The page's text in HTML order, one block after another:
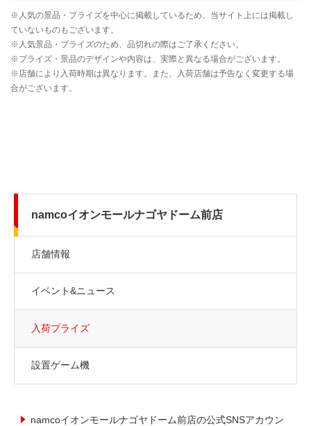
namcoイオンモールナゴヤドーム前店
店舗情報
イベント&ニュース
入荷プライズ
設置ゲーム機
namcoイオンモールナゴヤドーム前店の公式SNSアカウン